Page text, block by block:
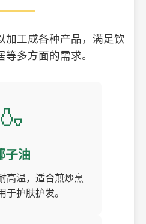
加工成各种产品，满足饮
多方面的需求。
🍶
子油
高温，适合煎炒烹
于护肤护发。